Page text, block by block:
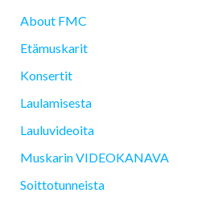
About FMC
Etämuskarit
Konsertit
Laulamisesta
Lauluvideoita
Muskarin VIDEOKANAVA
Soittotunneista